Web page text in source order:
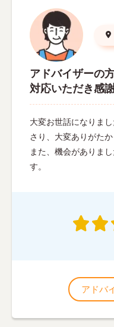
アドバイザーの
対応いただき感
大変お世話になりま
さり、大変ありがた
また、機会がありま
す。
アドバ